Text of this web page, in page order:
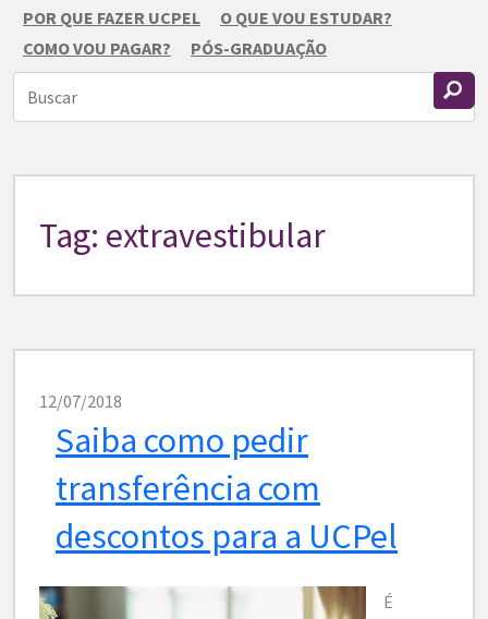
POR QUE FAZER UCPEL
O QUE VOU ESTUDAR?
COMO VOU PAGAR?
PÓS-GRADUAÇÃO
Tag: extravestibular
12/07/2018
Saiba como pedir
transferência com
descontos para a UCPel
É